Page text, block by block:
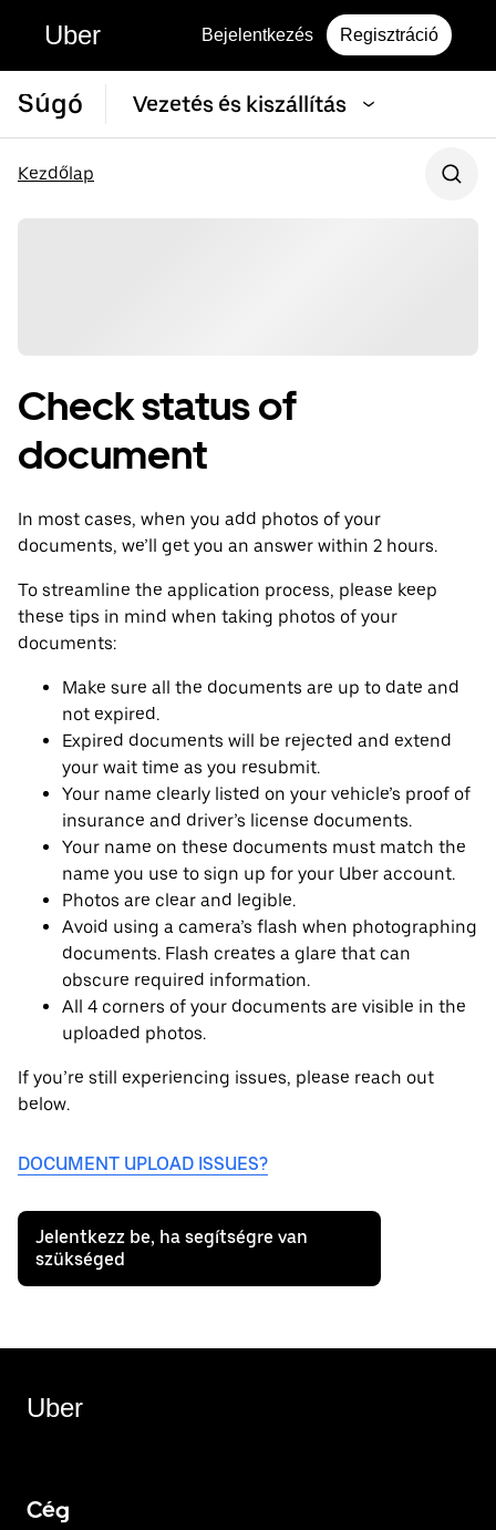
Uber Bejelentkezés Regisztráció
Súgó Vezetés és kiszállítás
Kezdőlap
Check status of
document
In most cases, when you add photos of your
documents, we’ll get you an answer within 2 hours.
To streamline the application process, please keep
these tips in mind when taking photos of your
documents:
Make sure all the documents are up to date and
not expired.
Expired documents will be rejected and extend
your wait time as you resubmit.
Your name clearly listed on your vehicle’s proof of
insurance and driver’s license documents.
Your name on these documents must match the
name you use to sign up for your Uber account.
Photos are clear and legible.
Avoid using a camera’s flash when photographing
documents. Flash creates a glare that can
obscure required information.
All 4 corners of your documents are visible in the
uploaded photos.
If you’re still experiencing issues, please reach out
below.
DOCUMENT UPLOAD ISSUES?
Jelentkezz be, ha segítségre van
szükséged
Uber
Cég